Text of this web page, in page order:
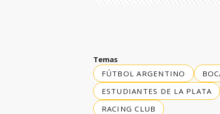
Temas
FÚTBOL ARGENTINO
ESTUDIANTES DE LA PLATA
RACING CLUB